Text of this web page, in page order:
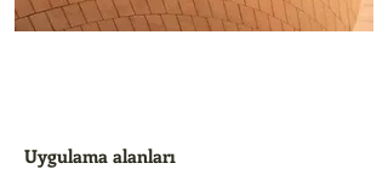
Uygulama alanları